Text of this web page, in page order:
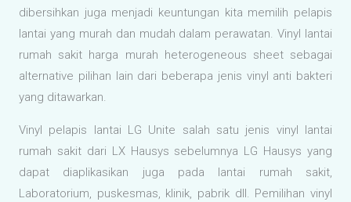
dibersihkan juga menjadi keuntungan kita memilih pelapis
lantai yang murah dan mudah dalam perawatan. Vinyl lantai
rumah sakit harga murah heterogeneous sheet sebagai
alternative pilihan lain dari beberapa jenis vinyl anti bakteri
yang ditawarkan.
Vinyl pelapis lantai LG Unite salah satu jenis vinyl lantai
rumah sakit dari LX Hausys sebelumnya LG Hausys yang
dapat diaplikasikan juga pada lantai rumah sakit,
Laboratorium, puskesmas, klinik, pabrik dll. Pemilihan vinyl